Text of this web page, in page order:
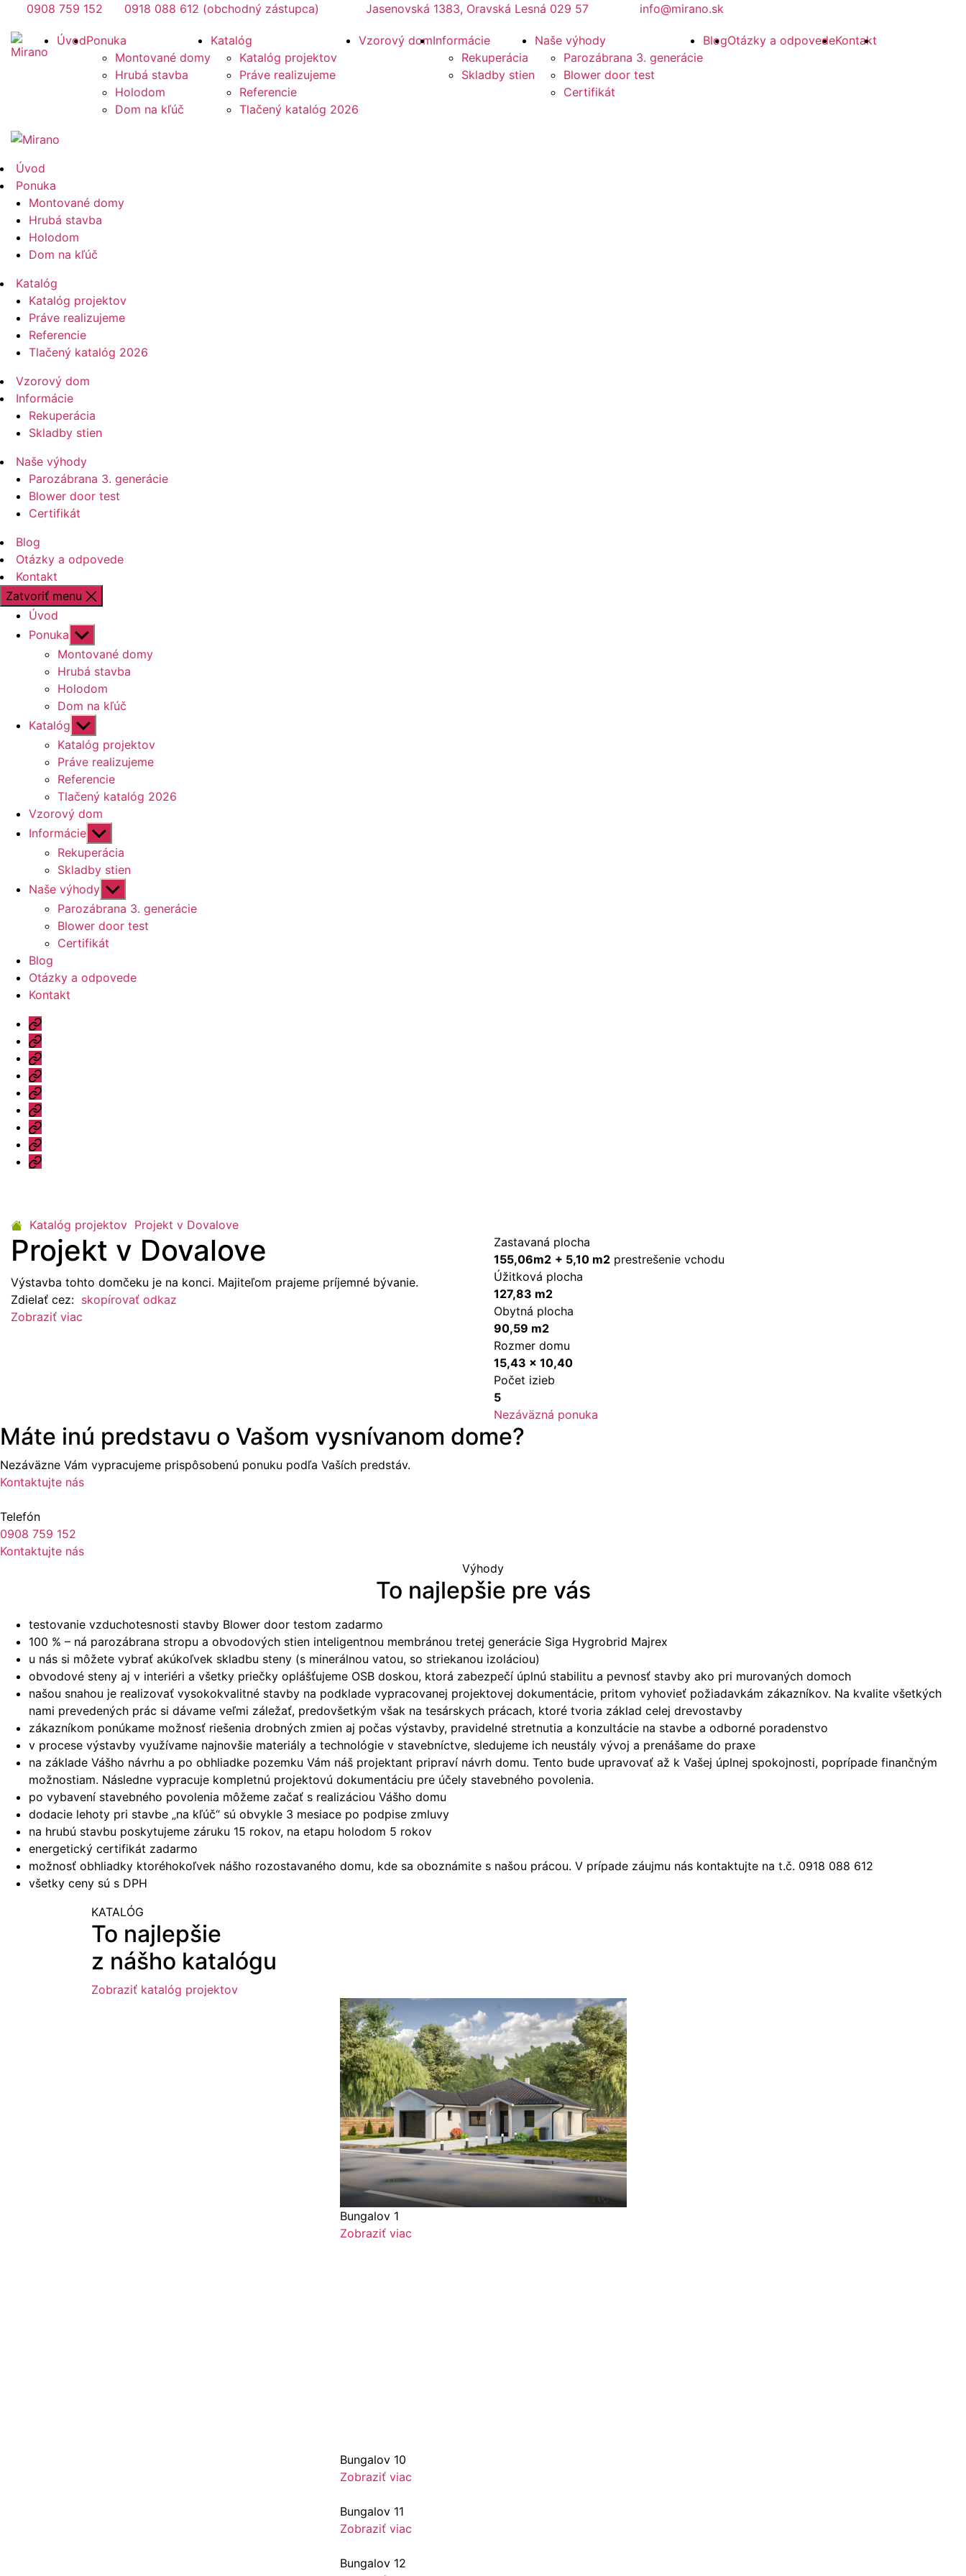
Preskočiť
obsah
0908 759 152 0918 088 612 (obchodný zástupca) Jasenovská 1383, Oravská Lesná 029 57 info@mirano.sk
Mirano
ÚvodPonuka
Montované domy
Hrubá stavba
Holodom
Dom na kľúč
Katalóg
Katalóg projektov
Práve realizujeme
Referencie
Tlačený katalóg 2026
Vzorový domInformácie
Rekuperácia
Skladby stien
Naše výhody
Parozábrana 3. generácie
Blower door test
Certifikát
BlogOtázky a odpovedeKontakt
Úvod
Ponuka
Montované domy
Hrubá stavba
Holodom
Dom na kľúč
Katalóg
Katalóg projektov
Práve realizujeme
Referencie
Tlačený katalóg 2026
Vzorový dom
Informácie
Rekuperácia
Skladby stien
Naše výhody
Parozábrana 3. generácie
Blower door test
Certifikát
Blog
Otázky a odpovede
Kontakt
Zatvoriť menu
Úvod
Ponuka Zobraziť
druhú
úroveň
navigácie
Montované domy
Hrubá stavba
Holodom
Dom na kľúč
Katalóg Zobraziť
druhú
úroveň
navigácie
Katalóg projektov
Práve realizujeme
Referencie
Tlačený katalóg 2026
Vzorový dom
Informácie Zobraziť
druhú
úroveň
navigácie
Rekuperácia
Skladby stien
Naše výhody Zobraziť
druhú
úroveň
navigácie
Parozábrana 3. generácie
Blower door test
Certifikát
Blog
Otázky a odpovede
Kontakt
Úvod
Ponuka
Katalóg
Vzorový
dom
Informácie
Naše
výhody
Blog
Otázky
a
Kontakt
Katalóg projektov Projekt v Dovalove
Projekt v Dovalove
Výstavba tohto domčeku je na konci. Majiteľom prajeme príjemné bývanie.
Zdielať cez: skopírovať odkaz
Zobraziť viac
Zastavaná plocha
155,06m2 + 5,10 m2 prestrešenie vchodu
Úžitková plocha
127,83 m2
Obytná plocha
90,59 m2
Rozmer domu
15,43 x 10,40
Počet izieb
5
Nezáväzná ponuka
Máte inú predstavu o Vašom vysnívanom dome?
Nezáväzne Vám vypracujeme prispôsobenú ponuku podľa Vaších predstáv.
Kontaktujte nás
Telefón
0908 759 152
Kontaktujte nás
Výhody
To najlepšie pre vás
testovanie vzduchotesnosti stavby Blower door testom zadarmo
100 % – ná parozábrana stropu a obvodových stien inteligentnou membránou tretej generácie Siga Hygrobrid Majrex
u nás si môžete vybrať akúkoľvek skladbu steny (s minerálnou vatou, so striekanou izoláciou)
obvodové steny aj v interiéri a všetky priečky oplášťujeme OSB doskou, ktorá zabezpečí úplnú stabilitu a pevnosť stavby ako pri murovaných domoch
našou snahou je realizovať vysokokvalitné stavby na podklade vypracovanej projektovej dokumentácie, pritom vyhovieť požiadavkám zákazníkov. Na kvalite všetkých
nami prevedených prác si dávame veľmi záležať, predovšetkým však na tesárskych prácach, ktoré tvoria základ celej drevostavby
zákazníkom ponúkame možnosť riešenia drobných zmien aj počas výstavby, pravidelné stretnutia a konzultácie na stavbe a odborné poradenstvo
v procese výstavby využívame najnovšie materiály a technológie v stavebníctve, sledujeme ich neustály vývoj a prenášame do praxe
na základe Vášho návrhu a po obhliadke pozemku Vám náš projektant pripraví návrh domu. Tento bude upravovať až k Vašej úplnej spokojnosti, poprípade finančným
možnostiam. Následne vypracuje kompletnú projektovú dokumentáciu pre účely stavebného povolenia.
po vybavení stavebného povolenia môžeme začať s realizáciou Vášho domu
dodacie lehoty pri stavbe „na kľúč“ sú obvykle 3 mesiace po podpise zmluvy
na hrubú stavbu poskytujeme záruku 15 rokov, na etapu holodom 5 rokov
energetický certifikát zadarmo
možnosť obhliadky ktoréhokoľvek nášho rozostavaného domu, kde sa oboznámite s našou prácou. V prípade záujmu nás kontaktujte na t.č. 0918 088 612
všetky ceny sú s DPH
KATALÓG
To najlepšie
z nášho katalógu
Zobraziť katalóg projektov
Bungalov 1
Zobraziť viac
Bungalov 10
Zobraziť viac
Bungalov 11
Zobraziť viac
Bungalov 12